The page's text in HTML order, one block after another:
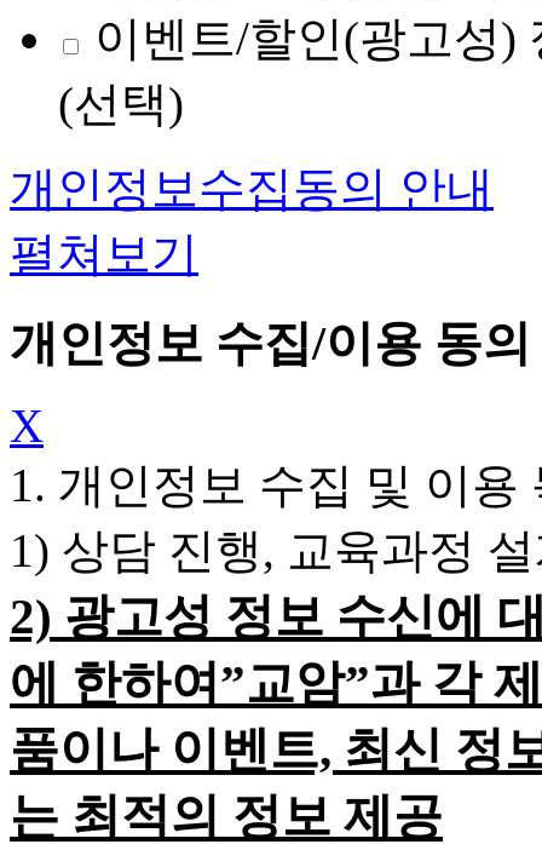
이벤트/할인(광고성)
(선택)
개인정보수집동의 안내
펼쳐보기
개인정보 수집/이용 동
X
1. 개인정보 수집 및 이용
1) 상담 진행, 교육과정
2) 광고성 정보 수신에
에 한하여”교암”과 각
품이나 이벤트, 최신 정
는 최적의 정보 제공